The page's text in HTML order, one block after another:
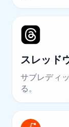
スレッド
サブレディ
る。